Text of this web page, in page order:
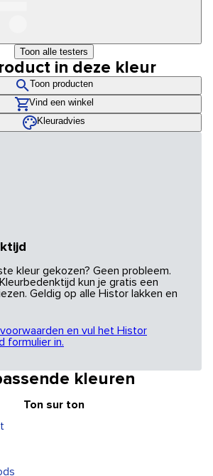
Toon alle testers
in deze kleur
Toon producten
Vind een winkel
Kleuradvies
kleur gekozen? Geen probleem.
kun je gratis een
Geldig op alle Histor lakken en
en vul het Histor
formulier in.
kleuren
Ton sur ton